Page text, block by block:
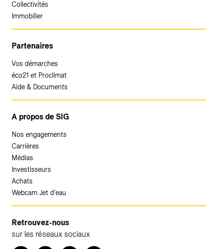
Collectivités
Immobilier
Partenaires
Vos démarches
éco21 et Proclimat
Aide & Documents
A propos de SIG
Nos engagements
Carrières
Médias
Investisseurs
Achats
Webcam Jet d'eau
Retrouvez-nous
sur les réseaux sociaux
Accéder à votre espace client SIG.